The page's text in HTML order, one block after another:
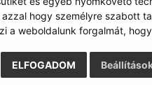
hogy személyre szabott
a weboldalunk forgalmát,
ELFOGADOM